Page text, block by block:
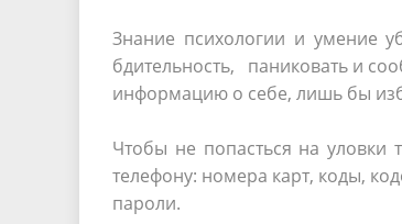
Знание психологии и умение
бдительность, паниковать и
информацию о себе, лишь бы
Чтобы не попасться на
телефону: номера карт, коды,
пароли.